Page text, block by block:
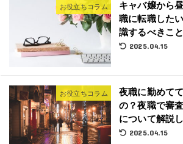
お役立ちコラム
キャバ嬢から
職に転職した
識するべきこと
2025.04.15
お役立ちコラム
夜職に勤めて
の？夜職で審
について解説し
2025.04.15